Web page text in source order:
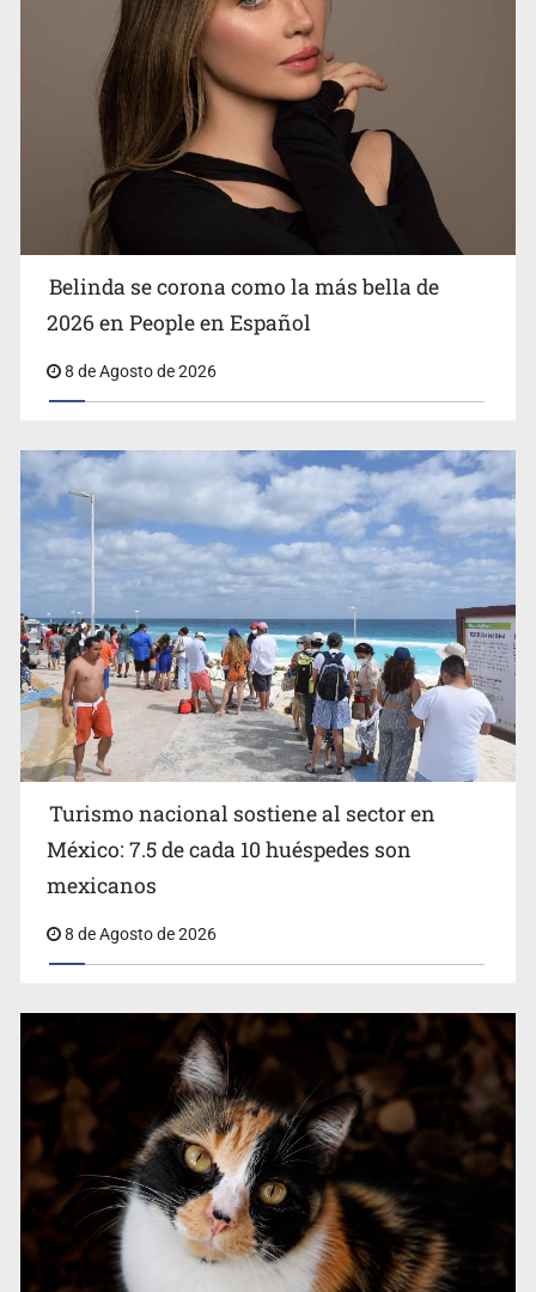
Ciclosporiasis no representa un riesgo epidemiológico
masivo
EU reanudará este sábado inspecciones de aguacate en
Michoacán
Belinda se corona como la más bella de 2026 en People
Belinda se corona como la más bella de
2026 en People en Español
8 de Agosto de 2026
Turismo nacional sostiene al sector en
México: 7.5 de cada 10 huéspedes son
mexicanos
8 de Agosto de 2026